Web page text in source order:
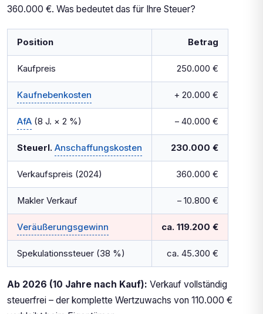
360.000 €. Was bedeutet das für Ihre Steuer?
Position Betrag
Kaufpreis 250.000 €
Kaufnebenkosten + 20.000 €
AfA (8 J. × 2 %) – 40.000 €
Steuerl. Anschaffungskosten 230.000 €
Verkaufspreis (2024) 360.000 €
Makler Verkauf – 10.800 €
Veräußerungsgewinn ca. 119.200 €
Spekulationssteuer (38 %) ca. 45.300 €
Ab 2026 (10 Jahre nach Kauf): Verkauf vollständig
steuerfrei – der komplette Wertzuwachs von 110.000 €